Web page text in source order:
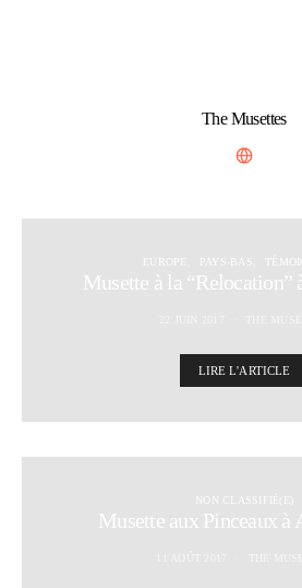
The Musettes
EUROPE PAYS-BAS
Musette à la “Relocation”
LIRE L'ARTICLE
NON CLASSIFIÉ(E)
Musette aux Pinceaux à